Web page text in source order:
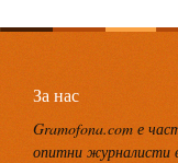
За нас
Gramofona.com е
опитни журналисти